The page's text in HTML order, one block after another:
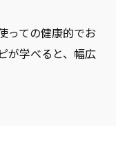
っての健康的でお
が学べると、幅広